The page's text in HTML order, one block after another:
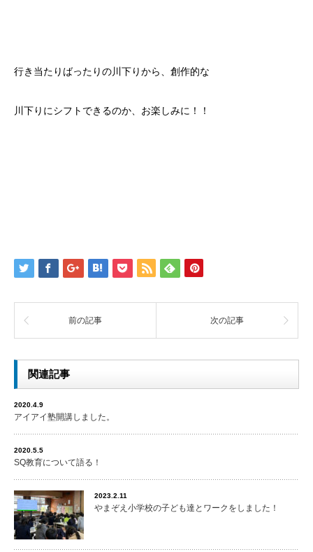
行き当たりばったりの川下りから、創作的な
川下りにシフトできるのか、お楽しみに！！
前の記事 次の記事
関連記事
2020.4.9
アイアイ塾開講しました。
2020.5.5
SQ教育について語る！
2023.2.11
やまぞえ小学校の子ども達とワークをしました！